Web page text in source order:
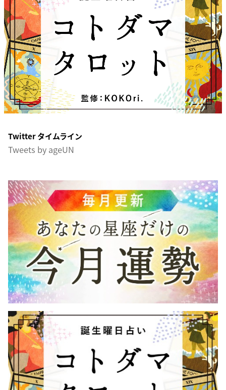
Twitter タイムライン
Tweets by ageUN